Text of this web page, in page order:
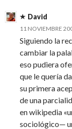
David
11 NOVIEMBRE
Siguiendo la
cambiar la
eso pudiera
que le quería
su primera
de una
en wikipedia
sociológico—